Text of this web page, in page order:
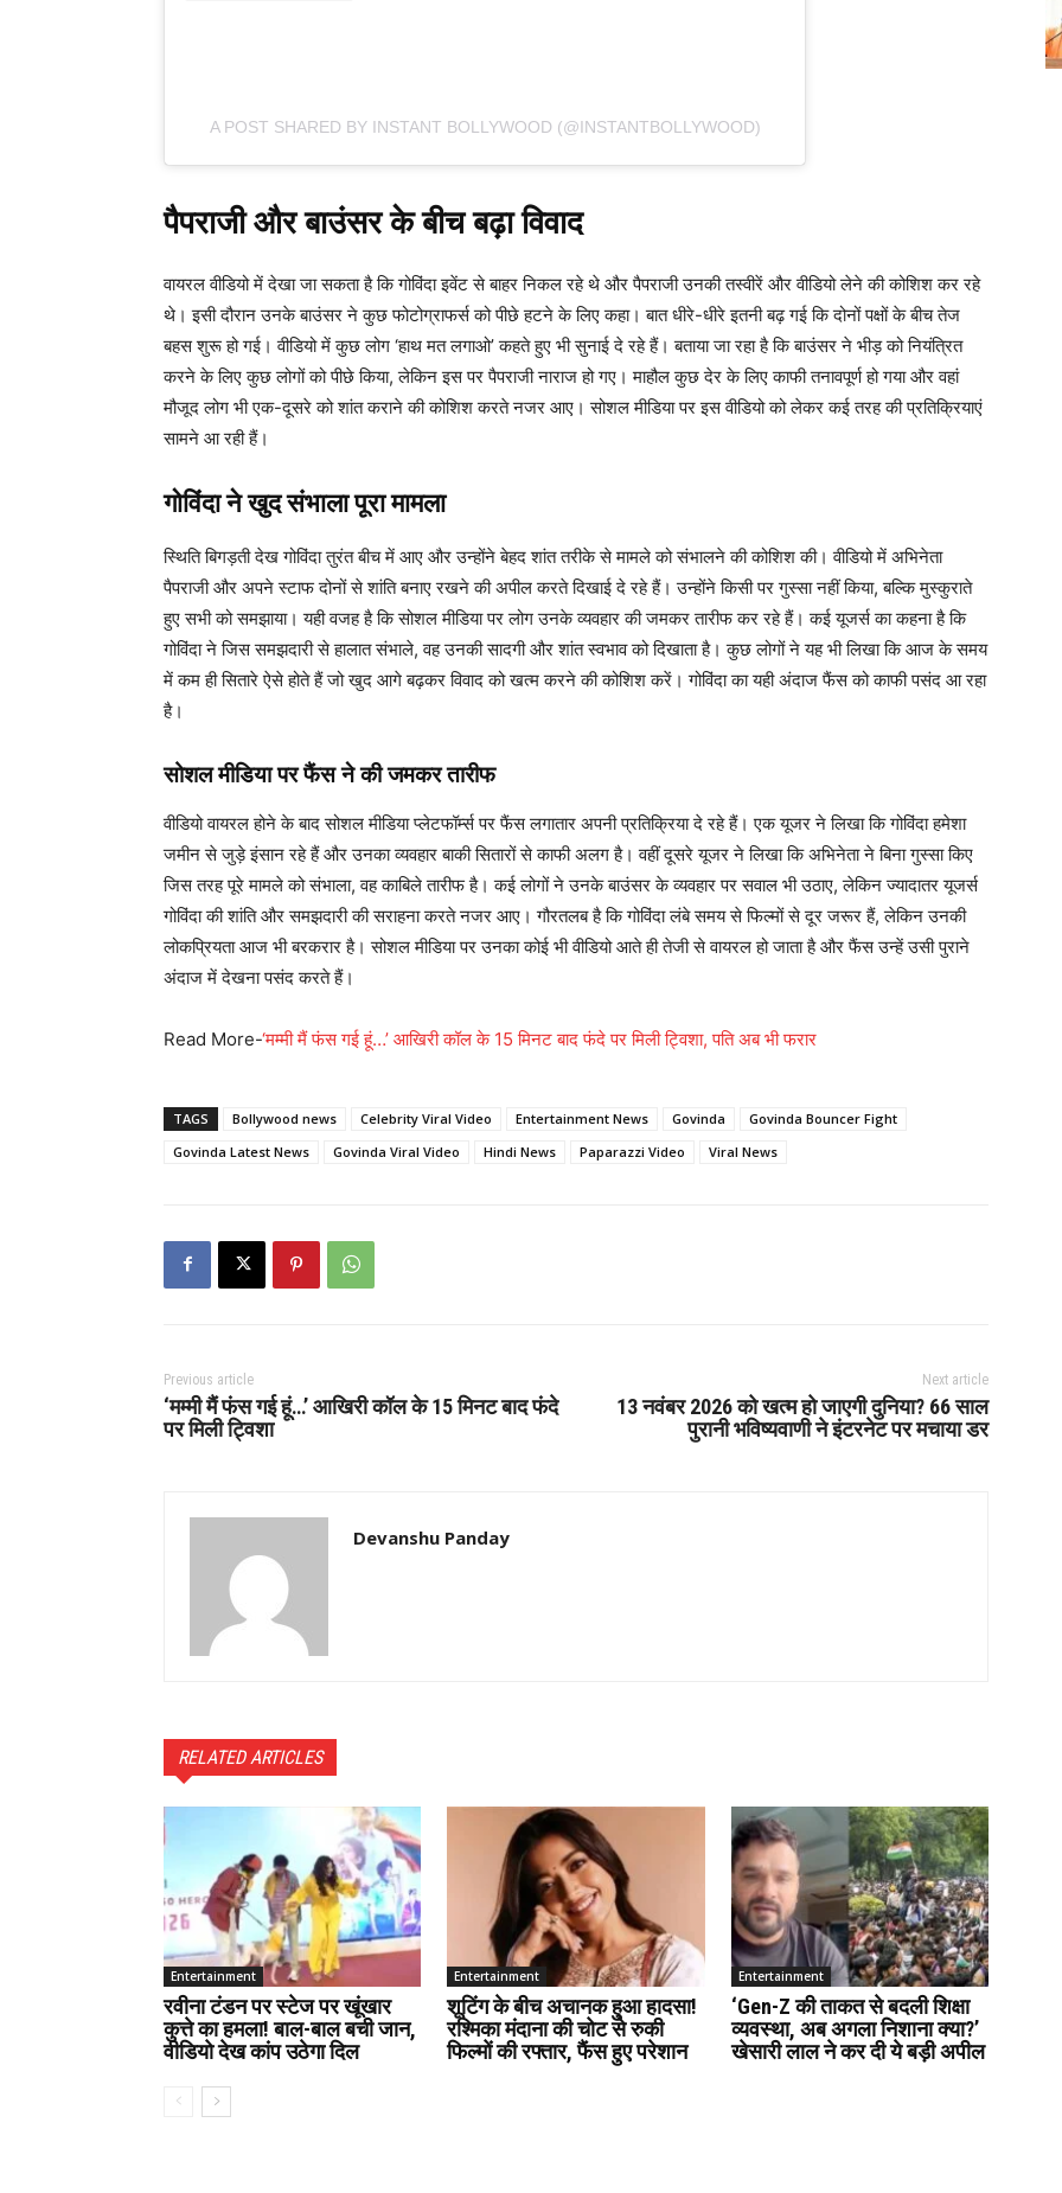
A POST SHARED BY INSTANT BOLLYWOOD (@INSTANTBOLLYWOOD)
पैपराजी और बाउंसर के बीच बढ़ा विवाद
वायरल वीडियो में देखा जा सकता है कि गोविंदा इवेंट से बाहर निकल रहे थे और पैपराजी उनकी तस्वीरें और वीडियो लेने की कोशिश कर रहे
थे। इसी दौरान उनके बाउंसर ने कुछ फोटोग्राफर्स को पीछे हटने के लिए कहा। बात धीरे-धीरे इतनी बढ़ गई कि दोनों पक्षों के बीच तेज
बहस शुरू हो गई। वीडियो में कुछ लोग ‘हाथ मत लगाओ’ कहते हुए भी सुनाई दे रहे हैं। बताया जा रहा है कि बाउंसर ने भीड़ को नियंत्रित
करने के लिए कुछ लोगों को पीछे किया, लेकिन इस पर पैपराजी नाराज हो गए। माहौल कुछ देर के लिए काफी तनावपूर्ण हो गया और वहां
मौजूद लोग भी एक-दूसरे को शांत कराने की कोशिश करते नजर आए। सोशल मीडिया पर इस वीडियो को लेकर कई तरह की प्रतिक्रियाएं
सामने आ रही हैं।
गोविंदा ने खुद संभाला पूरा मामला
स्थिति बिगड़ती देख गोविंदा तुरंत बीच में आए और उन्होंने बेहद शांत तरीके से मामले को संभालने की कोशिश की। वीडियो में अभिनेता
पैपराजी और अपने स्टाफ दोनों से शांति बनाए रखने की अपील करते दिखाई दे रहे हैं। उन्होंने किसी पर गुस्सा नहीं किया, बल्कि मुस्कुराते
हुए सभी को समझाया। यही वजह है कि सोशल मीडिया पर लोग उनके व्यवहार की जमकर तारीफ कर रहे हैं। कई यूजर्स का कहना है कि
गोविंदा ने जिस समझदारी से हालात संभाले, वह उनकी सादगी और शांत स्वभाव को दिखाता है। कुछ लोगों ने यह भी लिखा कि आज के समय
में कम ही सितारे ऐसे होते हैं जो खुद आगे बढ़कर विवाद को खत्म करने की कोशिश करें। गोविंदा का यही अंदाज फैंस को काफी पसंद आ रहा
है।
सोशल मीडिया पर फैंस ने की जमकर तारीफ
वीडियो वायरल होने के बाद सोशल मीडिया प्लेटफॉर्म्स पर फैंस लगातार अपनी प्रतिक्रिया दे रहे हैं। एक यूजर ने लिखा कि गोविंदा हमेशा
जमीन से जुड़े इंसान रहे हैं और उनका व्यवहार बाकी सितारों से काफी अलग है। वहीं दूसरे यूजर ने लिखा कि अभिनेता ने बिना गुस्सा किए
जिस तरह पूरे मामले को संभाला, वह काबिले तारीफ है। कई लोगों ने उनके बाउंसर के व्यवहार पर सवाल भी उठाए, लेकिन ज्यादातर यूजर्स
गोविंदा की शांति और समझदारी की सराहना करते नजर आए। गौरतलब है कि गोविंदा लंबे समय से फिल्मों से दूर जरूर हैं, लेकिन उनकी
लोकप्रियता आज भी बरकरार है। सोशल मीडिया पर उनका कोई भी वीडियो आते ही तेजी से वायरल हो जाता है और फैंस उन्हें उसी पुराने
अंदाज में देखना पसंद करते हैं।
Read More-‘मम्मी मैं फंस गई हूं…’ आखिरी कॉल के 15 मिनट बाद फंदे पर मिली ट्विशा, पति अब भी फरार
TAGS Bollywood news Celebrity Viral Video Entertainment News Govinda
Govinda Bouncer Fight
Govinda Latest News
Govinda Viral Video Hindi News Paparazzi Video Viral News
Previous article
‘मम्मी मैं फंस गई हूं…’ आखिरी कॉल के 15 मिनट बाद फंदे
पर मिली ट्विशा
Next article
13 नवंबर 2026 को खत्म हो जाएगी दुनिया? 66 साल
पुरानी भविष्यवाणी ने इंटरनेट पर मचाया डर
Devanshu Panday
RELATED ARTICLES
Entertainment
रवीना टंडन पर स्टेज पर खूंखार
कुत्ते का हमला! बाल-बाल बची जान,
वीडियो देख कांप उठेगा दिल
Entertainment
शूटिंग के बीच अचानक हुआ हादसा!
रश्मिका मंदाना की चोट से रुकी
फिल्मों की रफ्तार, फैंस हुए परेशान
Entertainment
‘Gen-Z की ताकत से बदली शिक्षा
व्यवस्था, अब अगला निशाना क्या?’
खेसारी लाल ने कर दी ये बड़ी अपील